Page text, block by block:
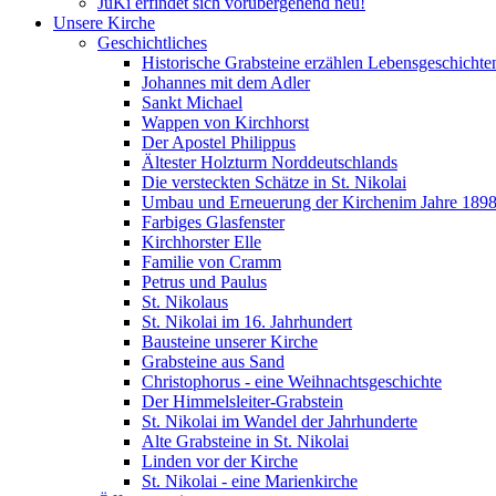
Unsere Kirche
Geschichtliches
Historische Grabsteine erzählen
Johannes mit dem Adler
Sankt Michael
Wappen von Kirchhorst
Der Apostel Philippus
Ältester Holzturm Norddeutschlands
Die versteckten Schätze in St. Nikolai
Umbau und Erneuerung der Kirchenim Jahre
Farbiges Glasfenster
Kirchhorster Elle
Familie von Cramm
Petrus und Paulus
St. Nikolaus
St. Nikolai im 16. Jahrhundert
Bausteine unserer Kirche
Grabsteine aus Sand
Christophorus - eine Weihnachtsgeschichte
Der Himmelsleiter-Grabstein
St. Nikolai im Wandel der Jahrhunderte
Alte Grabsteine in St. Nikolai
Linden vor der Kirche
St. Nikolai - eine Marienkirche